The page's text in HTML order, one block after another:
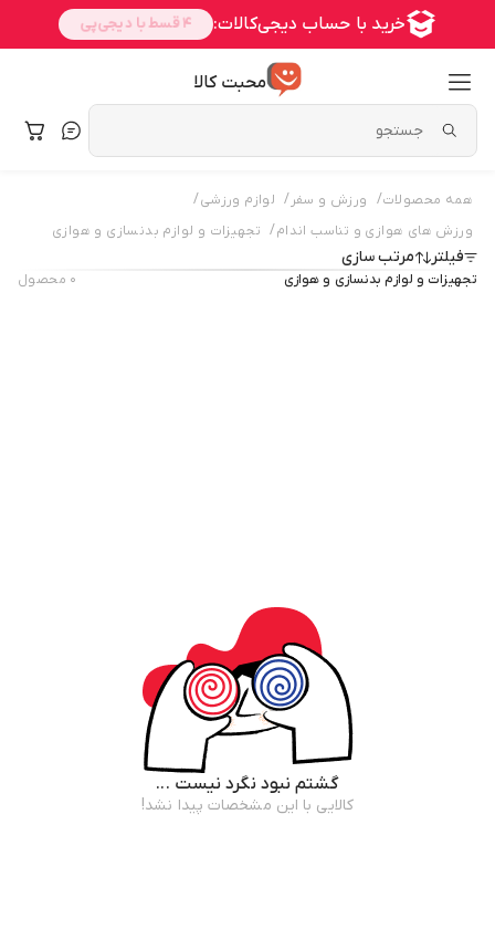
محبت کالا
همه محصولات/ ورزش و سفر / لوازم ورزشی/
ورزش های هوازی و تناسب اندام/ تجهیزات و لوازم بدنسازی و هوازی
فیلتر مرتب سازی
تجهیزات و لوازم بدنسازی و هوازی ۰ محصول
گشتم نبود نگرد نیست ...
کالایی با این مشخصات پیدا نشد!